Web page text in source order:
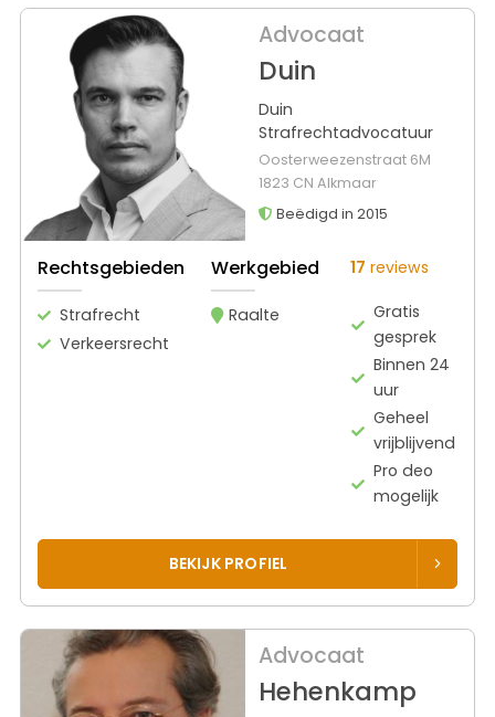
Advocaat
Duin
Duin
Strafrechtadvocatuur
Oosterweezenstraat 6M
1823 CN Alkmaar
Beëdigd in 2015
Rechtsgebieden
Strafrecht
Verkeersrecht
Werkgebied
Raalte
17 reviews
Gratis
gesprek
Binnen 24
uur
Geheel
vrijblijvend
Pro deo
mogelijk
BEKIJK PROFIEL
Advocaat
Hehenkamp